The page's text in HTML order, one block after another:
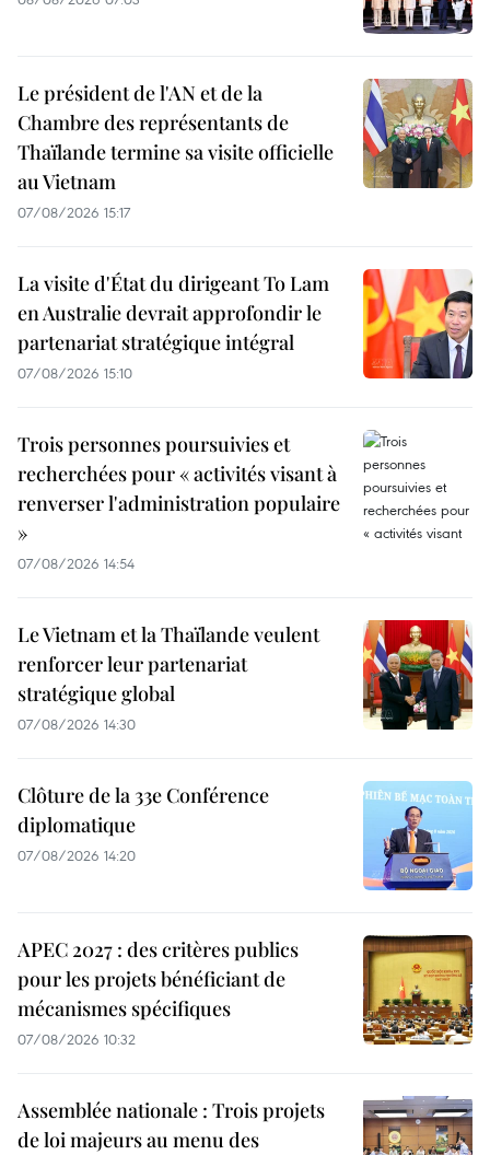
Le président de l'AN et de la
Chambre des représentants de
Thaïlande termine sa visite officielle
au Vietnam
07/08/2026 15:17
La visite d'État du dirigeant To Lam
en Australie devrait approfondir le
partenariat stratégique intégral
07/08/2026 15:10
Trois personnes poursuivies et
recherchées pour « activités visant à
renverser l'administration populaire
»
07/08/2026 14:54
Le Vietnam et la Thaïlande veulent
renforcer leur partenariat
stratégique global
07/08/2026 14:30
Clôture de la 33e Conférence
diplomatique
07/08/2026 14:20
APEC 2027 : des critères publics
pour les projets bénéficiant de
mécanismes spécifiques
07/08/2026 10:32
Assemblée nationale : Trois projets
de loi majeurs au menu des